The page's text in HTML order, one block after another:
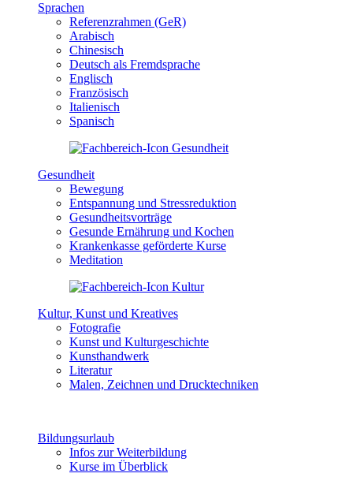
Sprachen
Referenzrahmen (GeR)
Arabisch
Chinesisch
Deutsch als Fremdsprache
Englisch
Französisch
Italienisch
Spanisch
Gesundheit
Bewegung
Entspannung und Stressreduktion
Gesundheitsvorträge
Gesunde Ernährung und Kochen
Krankenkasse geförderte Kurse
Meditation
Kultur, Kunst und Kreatives
Fotografie
Kunst und Kulturgeschichte
Kunsthandwerk
Literatur
Malen, Zeichnen und Drucktechniken
Bildungsurlaub
Infos zur Weiterbildung
Kurse im Überblick